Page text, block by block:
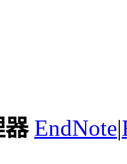
器 EndNote|